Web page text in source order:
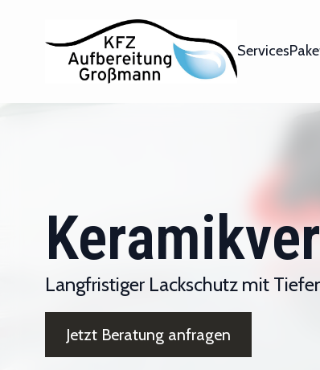
Services
Langfristiger Lackschutz mit
Jetzt Beratung anfragen